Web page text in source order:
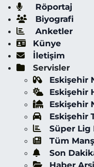
Röportaj
Biyografi
Anketler
Künye
İletişim
Servisler
Eskişehir
Eskişehir
Eskişehir
Eskişehir
Süper Lig
Tüm
Son
Haber